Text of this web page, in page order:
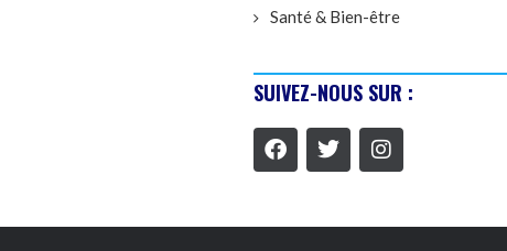
Santé & Bien-être
SUIVEZ-NOUS SUR :